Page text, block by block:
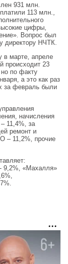
931 млн.
113 млн.,
цифры,
Вопрос был
директору НЧТК.
в марте, апреле
происходит 23
по факту
а это как раз
за февраль были
начисления
11,4%, за
ремонт и
– 11,2%, прочие
9,2%, «Махалля»